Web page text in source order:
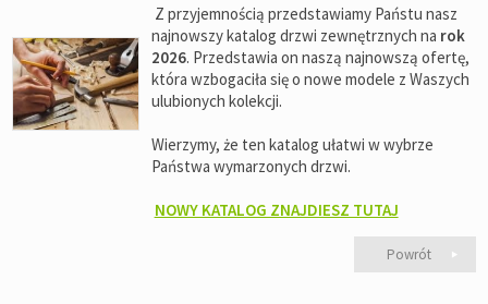
Z przyjemnością przedstawiamy Państu nasz
najnowszy katalog drzwi zewnętrznych na rok
2026. Przedstawia on naszą najnowszą ofertę,
która wzbogaciła się o nowe modele z Waszych
ulubionych kolekcji.
Wierzymy, że ten katalog ułatwi w wybrze
Państwa wymarzonych drzwi.
NOWY KATALOG ZNAJDIESZ TUTAJ
Powrót